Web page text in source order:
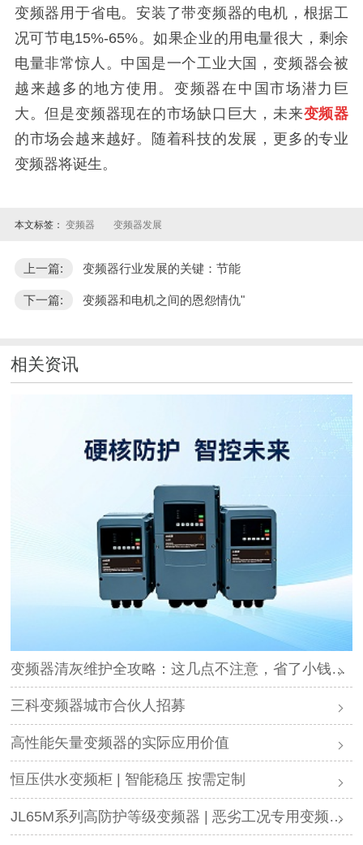
变频器用于省电。安装了带变频器的电机，根据工
况可节电15%-65%。如果企业的用电量很大，剩余
电量非常惊人。中国是一个工业大国，变频器会被
越来越多的地方使用。变频器在中国市场潜力巨
大。但是变频器现在的市场缺口巨大，未来变频器
的市场会越来越好。随着科技的发展，更多的专业
变频器将诞生。
本文标签： 变频器 变频器发展
上一篇: 变频器行业发展的关键：节能
下一篇: 变频器和电机之间的恩怨情仇"
相关资讯
变频器清灰维护全攻略：这几点不注意，省了小钱却可能毁了设备
三科变频器城市合伙人招募
高性能矢量变频器的实际应用价值
恒压供水变频柜 | 智能稳压 按需定制
JL65M系列高防护等级变频器 | 恶劣工况专用变频解决方案